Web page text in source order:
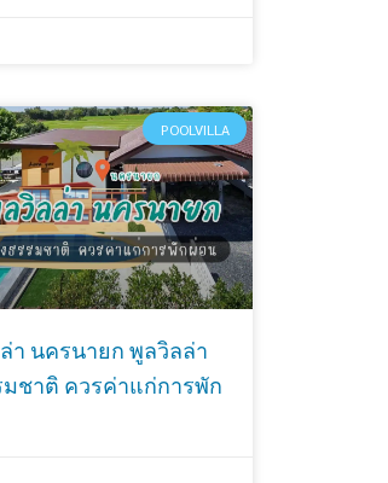
POOLVILLA
า นครนายก พูลวิลล่า
ชาติ ควรค่าแก่การพัก